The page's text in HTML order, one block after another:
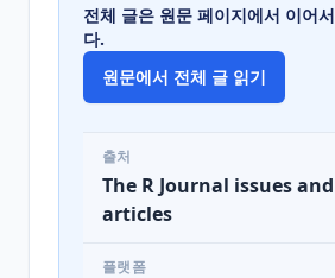
전체 글은 원문 페이지에서 이어
다.
원문에서 전체 글 읽기
출처
The R Journal issues
articles
플랫폼